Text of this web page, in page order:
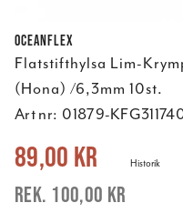
Oceanflex
Flatstifthylsa Lim-
(Hona) /6,3mm 10st.
Art nr: 01879-
Nuvarande pris:
89,00 kr
100,00 kr
Historik